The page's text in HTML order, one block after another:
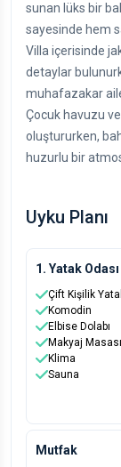
sunan lüks bir
sayesinde hem
Villa içerisinde
detaylar
muhafazakar
Çocuk havuzu
oluştururken,
huzurlu bir
Uyku Planı
1. Yatak Odası
Çift Kişilik
Komodin
Elbise Dolabı
Makyaj Masası
Klima
Sauna
Mutfak